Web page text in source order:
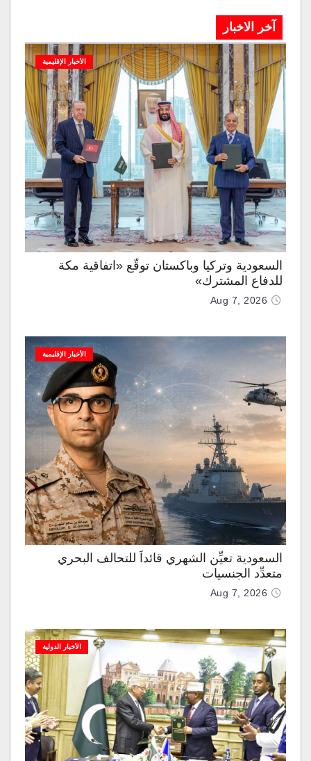
آخر الاخبار
الأخبار الإقليمية
السعودية وتركيا وباكستان توقّع «اتفاقية مكة
للدفاع المشترك»
Aug 7, 2026
الأخبار الإقليمية
السعودية تعيِّن الشهري قائداً للتحالف البحري
متعدِّد الجنسيات
Aug 7, 2026
الأخبار الدولية